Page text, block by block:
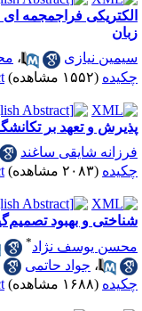
فراجمجمه ای
نیازی
،
(۱۵۵۲ مشاهده) |
و تعهد بر
شایقی ساغند
(۲۰۸۳ مشاهده) |
و بهبود
یوسف نژاد *
،جواد حاتمی
(۱۶۸۸ مشاهده) |